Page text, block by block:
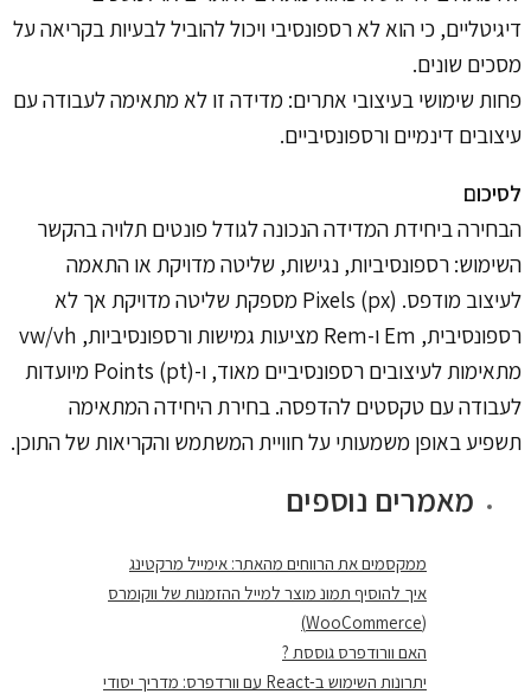
דיגיטליים, כי הוא לא רספונסיבי ויכול להוביל לבעיות בקריאה על
מסכים שונים.
פחות שימושי בעיצובי אתרים: מדידה זו לא מתאימה לעבודה עם
עיצובים דינמיים ורספונסיביים.
לסיכום
הבחירה ביחידת המדידה הנכונה לגודל פונטים תלויה בהקשר
השימוש: רספונסיביות, נגישות, שליטה מדויקת או התאמה
לעיצוב מודפס. Pixels (px) מספקת שליטה מדויקת אך לא
רספונסיבית, Em ו-Rem מציעות גמישות ורספונסיביות, vw/vh
מתאימות לעיצובים רספונסיביים מאוד, ו-Points (pt) מיועדות
לעבודה עם טקסטים להדפסה. בחירת היחידה המתאימה
תשפיע באופן משמעותי על חוויית המשתמש והקריאות של התוכן.
מאמרים נוספים
ממקסמים את הרווחים מהאתר: אימייל מרקטינג
איך להוסיף תמונ מוצר למייל ההזמנות של ווקומרס
(WooCommerce)
האם וורודפרס גוססת ?
יתרונות השימוש ב-React עם וורדפרס: מדריך יסודי